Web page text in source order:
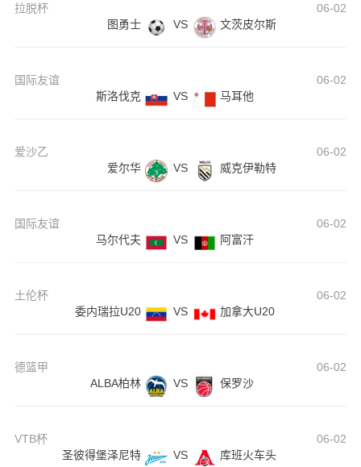
拉脱杯
06-02
图勇士
VS 文茨皮尔斯
国际友谊
06-02
斯洛伐克
VS 马耳他
爱沙乙
06-02
爱尔华
VS 威克伊勒特
国际友谊
06-02
马尔代夫
VS 阿富汗
土伦杯
06-02
委内瑞拉U20
VS 加拿大U20
德篮甲
06-02
ALBA柏林
VS 保罗沙
VTB杯
06-02
圣彼得堡泽尼特
VS 库班火车头